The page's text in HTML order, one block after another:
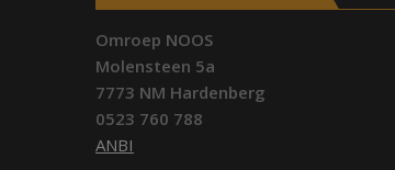
Omroep NOOS
Molensteen 5a
7773 NM Hardenberg
0523 760 788
ANBI